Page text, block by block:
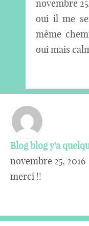
novembre
oui il me
même
oui mais
Blog blog y'a
novembre 25, 2016
merci !!